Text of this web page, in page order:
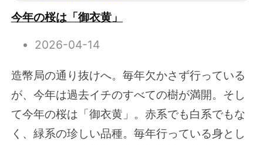
今年の桜は「御衣黄」
2026-04-14
造幣局の通り抜けへ。毎年欠かさず行っている
が、今年は過去イチのすべての樹が満開。そし
て今年の桜は「御衣黄」。赤系でも白系でもな
く、緑系の珍しい品種。毎年行っている身とし